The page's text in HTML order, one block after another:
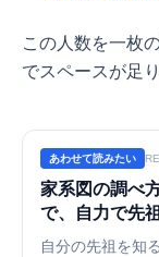
この人数を一枚
でスペースが足
あわせて読みたい
家系図の調べ
で、自力で先
自分の先祖を知